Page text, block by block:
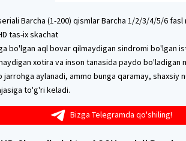
Barcha (1-200) qismlar Barcha 1/2/3/4/5/6
tas-ix skachat
bo'lgan aql bovar qilmaydigan sindromi bo'lgan
xotira va inson tanasida paydo bo'ladigan
aylanadi, ammo bunga qaramay, shaxsiy
to'g'ri keladi.
Bizga Telegramda qo'shiling!